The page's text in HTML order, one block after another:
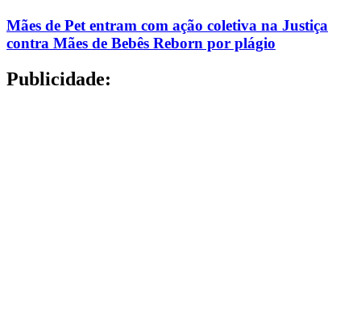
Mães de Pet entram com ação coletiva na Justiça
contra Mães de Bebês Reborn por plágio
Publicidade: